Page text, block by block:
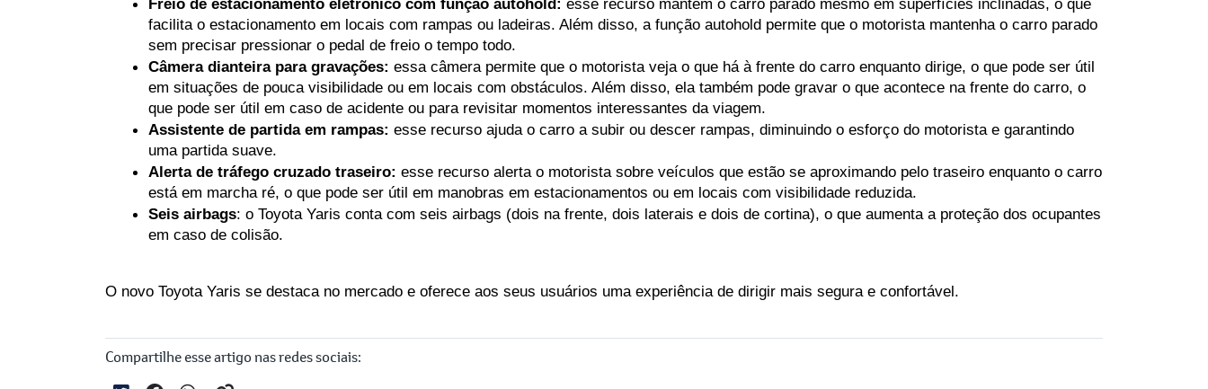
facilita o estacionamento em locais com rampas ou ladeiras. Além disso, a função autohold permite que o motorista mantenha o carro parado
sem precisar pressionar o pedal de freio o tempo todo.
Câmera dianteira para gravações: essa câmera permite que o motorista veja o que há à frente do carro enquanto dirige, o que pode ser útil
em situações de pouca visibilidade ou em locais com obstáculos. Além disso, ela também pode gravar o que acontece na frente do carro, o
que pode ser útil em caso de acidente ou para revisitar momentos interessantes da viagem.
Assistente de partida em rampas: esse recurso ajuda o carro a subir ou descer rampas, diminuindo o esforço do motorista e garantindo
uma partida suave.
Alerta de tráfego cruzado traseiro: esse recurso alerta o motorista sobre veículos que estão se aproximando pelo traseiro enquanto o carro
está em marcha ré, o que pode ser útil em manobras em estacionamentos ou em locais com visibilidade reduzida.
Seis airbags: o Toyota Yaris conta com seis airbags (dois na frente, dois laterais e dois de cortina), o que aumenta a proteção dos ocupantes
em caso de colisão.
O novo Toyota Yaris se destaca no mercado e oferece aos seus usuários uma experiência de dirigir mais segura e confortável.
Compartilhe esse artigo nas redes sociais: